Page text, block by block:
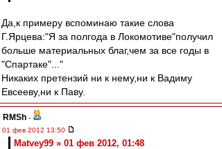
Да,к примеру вспоминаю такие слова
Г.Ярцева:"Я за полгода в Локомотиве"получил
больше материальных благ,чем за все годы в
"Спартаке"..."
Никаких претензий ни к нему,ни к Вадиму
Евсееву,ни к Паву.
RMSh -
01 фев 2012 13:50
Matvey99 » 01 фев 2012, 01:48